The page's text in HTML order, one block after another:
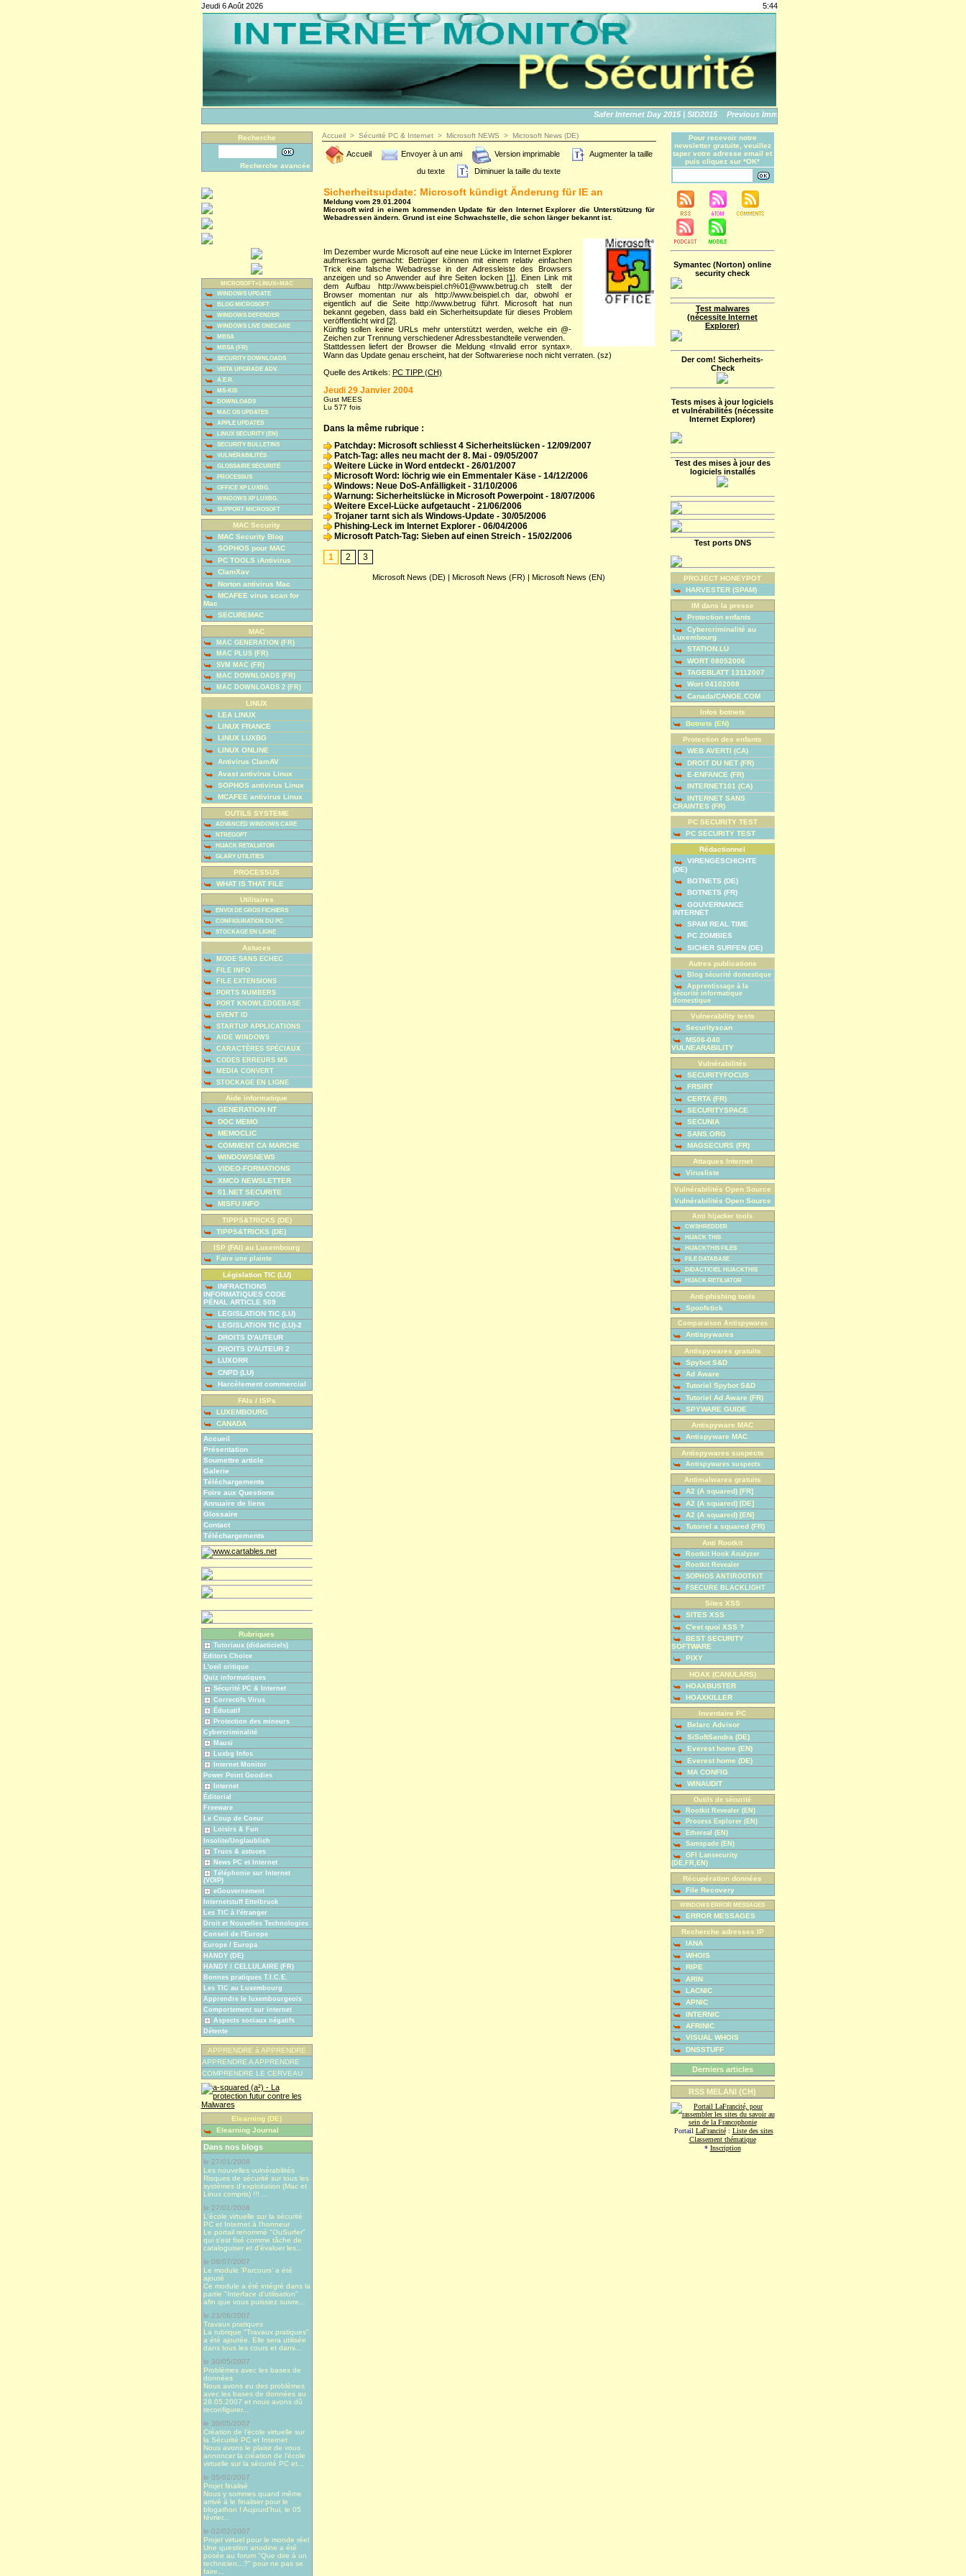
Jeudi 6 Août 2026 5:44
Safer Internet Day 2015 | SID2015 Previous Immune No More: An Apple Story
Recherche
Recherche avancée
MICROSOFT+LINUX+MAC
WINDOWS UPDATE
BLOG MICROSOFT
WINDOWS DEFENDER
WINDOWS LIVE ONECARE
MBSA
MBSA (FR)
SECURITY DOWNLOADS
VISTA UPGRADE ADV.
A.E.R.
MS-KIS
DOWNLOADS
MAC OS UPDATES
APPLE UPDATES
LINUX SECURITY (EN)
SECURITY BULLETINS
VULNÉRABILITÉS
GLOSSAIRE SÉCURITÉ
PROCESSUS
OFFICE XP LUXBG.
WINDOWS XP LUXBG.
SUPPORT MICROSOFT
MAC Security
MAC Security Blog
SOPHOS pour MAC
PC TOOLS iAntivirus
ClamXav
Norton antivirus Mac
MCAFEE virus scan for
Mac
SECUREMAC
MAC
MAC GENERATION (FR)
MAC PLUS (FR)
SVM MAC (FR)
MAC DOWNLOADS (FR)
MAC DOWNLOADS 2 (FR)
LINUX
LEA LINUX
LINUX FRANCE
LINUX LUXBG
LINUX ONLINE
Antivirus ClamAV
Avast antivirus Linux
SOPHOS antivirus Linux
MCAFEE antivirus Linux
OUTILS SYSTEME
ADVANCED WINDOWS CARE
NTREGOPT
HIJACK RETALIATOR
GLARY UTILITIES
PROCESSUS
WHAT IS THAT FILE
Utilitaires
ENVOI DE GROS FICHIERS
CONFIGURATION DU PC
STOCKAGE EN LIGNE
Astuces
MODE SANS ECHEC
FILE INFO
FILE EXTENSIONS
PORTS NUMBERS
PORT KNOWLEDGEBASE
EVENT ID
STARTUP APPLICATIONS
AIDE WINDOWS
CARACTÈRES SPÉCIAUX
CODES ERREURS MS
MEDIA CONVERT
STOCKAGE EN LIGNE
Aide informatique
GENERATION NT
DOC MEMO
MEMOCLIC
COMMENT CA MARCHE
WINDOWSNEWS
VIDEO-FORMATIONS
XMCO NEWSLETTER
01.NET SECURITE
MISFU INFO
TIPPS&TRICKS (DE)
TIPPS&TRICKS (DE)
ISP (FAI) au Luxembourg
Faire une plainte
Législation TIC (LU)
INFRACTIONS
INFORMATIQUES CODE
PÉNAL ARTICLE 509
LEGISLATION TIC (LU)
LEGISLATION TIC (LU)-2
DROITS D'AUTEUR
DROITS D'AUTEUR 2
LUXORR
CNPD (LU)
Harcèlement commercial
FAIs / ISPs
LUXEMBOURG
CANADA
Accueil
Présentation
Soumettre article
Galerie
Téléchargements
Foire aux Questions
Annuaire de liens
Glossaire
Contact
Téléchargements
Rubriques
Tutoriaux (didacticiels)
Editors Choice
L'oeil critique
Quiz informatiques
Sécurité PC & Internet
Correctifs Virus
Éducatif
Protection des mineurs
Cybercriminalité
Mausi
Luxbg Infos
Internet Monitor
Power Point Goodies
Internet
Éditorial
Freeware
Le Coup de Coeur
Loisirs & Fun
Insolite/Unglaublich
Trucs & astuces
News PC et Internet
Téléphonie sur Internet
(VOIP)
eGouvernement
Internetstuff Ettelbruck
Les TIC à l'étranger
Droit et Nouvelles Technologies
Conseil de l'Europe
Europe / Europa
HANDY (DE)
HANDY / CELLULAIRE (FR)
Bonnes pratiques T.I.C.E.
Les TIC au Luxembourg
Apprendre le luxembourgeois
Comportement sur internet
Aspects sociaux négatifs
Détente
APPRENDRE à APPRENDRE
APPRENDRE A APPRENDRE
COMPRENDRE LE CERVEAU
Elearning (DE)
Elearning Journal
Dans nos blogs
le 27/01/2008
Les nouvelles vulnérabilités
Risques de sécurité sur tous les
systèmes d'exploitation (Mac et
Linux compris) !!! ...
le 27/01/2008
L'école virtuelle sur la sécurité
PC et Internet à l'honneur
Le portail renommé "OuSurfer"
qui s'est fixé comme tâche de
cataloguiser et d'évaluer les...
le 08/07/2007
Le module 'Parcours' a été
ajouté
Ce module a été intégré dans la
partie "Interface d'utilisation"
afin que vous puissiez suivre...
le 23/06/2007
Travaux pratiques
La rubrique "Travaux pratiques"
a été ajoutée. Elle sera utilisée
dans tous les cours et dans...
le 30/05/2007
Problèmes avec les bases de
données
Nous avons eu des problèmes
avec les bases de données au
28.05.2007 et nous avons dû
reconfigurer...
le 30/05/2007
Création de l'école virtuelle sur
la Sécurité PC et Internet
Nous avons le plaisir de vous
annoncer la création de l'école
virtuelle sur la sécurité PC et...
le 05/02/2007
Projet finalisé
Nous y sommes quand même
arrivé à le finaliser pour le
blogathon ! Aujourd’hui, le 05
février...
le 02/02/2007
Projet virtuel pour le monde réel
Une question anodine a été
posée au forum "Que dire à un
technicien...?" pour ne pas se
faire...
Accueil > Sécurité PC & Internet > Microsoft NEWS > Microsoft News (DE)
Accueil Envoyer à un ami Version imprimable
Augmenter la taille
du texte
Diminuer la taille du texte
Sicherheitsupdate: Microsoft kündigt Änderung für IE an
Meldung vom 29.01.2004
Microsoft wird in einem kommenden Update für den Internet Explorer die Unterstützung für
Webadressen ändern. Grund ist eine Schwachstelle, die schon länger bekannt ist.
Im Dezember wurde Microsoft auf eine neue Lücke im Internet Explorer
aufmerksam gemacht: Betrüger können mit einem relativ einfachen
Trick eine falsche Webadresse in der Adressleiste des Browsers
anzeigen und so Anwender auf ihre Seiten locken[1] . Einen Link mit
dem Aufbau http://www.beispiel.ch%01@www.betrug.ch stellt der
Browser momentan nur als http://www.beispiel.ch dar, obwohl er
eigentlich auf die Seite http://www.betrug führt. Microsoft hat nun
bekannt gegeben, dass bald ein Sicherheitsupdate für dieses Problem
veröffentlicht wird [2].
Künftig sollen keine URLs mehr unterstützt werden, welche ein @-
Zeichen zur Trennung verschiedener Adressbestandteile verwenden.
Stattdessen liefert der Browser die Meldung «Invalid error syntax».
Wann das Update genau erscheint, hat der Softwareriese noch nicht verraten. (sz)
Quelle des Artikels: PC TIPP (CH)
Jeudi 29 Janvier 2004
Gust MEES
Lu 577 fois
Dans la même rubrique :
Patchday: Microsoft schliesst 4 Sicherheitslücken - 12/09/2007
Patch-Tag: alles neu macht der 8. Mai - 09/05/2007
Weitere Lücke in Word entdeckt - 26/01/2007
Microsoft Word: löchrig wie ein Emmentaler Käse - 14/12/2006
Windows: Neue DoS-Anfälligkeit - 31/10/2006
Warnung: Sicherheitslücke in Microsoft Powerpoint - 18/07/2006
Weitere Excel-Lücke aufgetaucht - 21/06/2006
Trojaner tarnt sich als Windows-Update - 30/05/2006
Phishing-Leck im Internet Explorer - 06/04/2006
Microsoft Patch-Tag: Sieben auf einen Streich - 15/02/2006
1 2 3
Microsoft News (DE) | Microsoft News (FR) | Microsoft News (EN)
Pour recevoir notre
newsletter gratuite, veuillez
taper votre adresse email et
puis cliquez sur *OK*
Symantec (Norton) online
security check
Test malwares
(nécessite Internet
Explorer)
Der com! Sicherheits-
Check
Tests mises à jour logiciels
et vulnérabilités (nécessite
Internet Explorer)
Test des mises à jour des
logiciels installés
Test ports DNS
PROJECT HONEYPOT
HARVESTER (SPAM)
IM dans la presse
Protection enfants
Cybercriminalité au
Luxembourg
STATION.LU
WORT 08052006
TAGEBLATT 13112007
Wort 04102008
Canada/CANOE.COM
Infos botnets
Botnets (EN)
Protection des enfants
WEB AVERTI (CA)
DROIT DU NET (FR)
E-ENFANCE (FR)
INTERNET101 (CA)
INTERNET SANS
CRAINTES (FR)
PC SECURITY TEST
PC SECURITY TEST
Rédactionnel
VIRENGESCHICHTE
(DE)
BOTNETS (DE)
BOTNETS (FR)
GOUVERNANCE
INTERNET
SPAM REAL TIME
PC ZOMBIES
SICHER SURFEN (DE)
Autres publications
Blog sécurité domestique
Apprentissage à la
sécurité informatique
domestique
Vulnerability tests
Securityscan
MS06-040
VULNEARABILITY
Vulnérabilités
SECURITYFOCUS
FRSIRT
CERTA (FR)
SECURITYSPACE
SECUNIA
SANS.ORG
MAGSECURS (FR)
Attaques Internet
Virusliste
Vulnérabilités Open Source
Vulnérabilités Open Source
Anti hijacker tools
CWSHREDDER
HIJACK THIS
HIJACKTHIS FILES
FILE DATABASE
DIDACTICIEL HIJACKTHIS
HIJACK RETILIATOR
Anti-phishing tools
Spoofstick
Comparaison Antispywares
Antispywares
Antispywares gratuits
Spybot S&D
Ad Aware
Tutoriel Spybot S&D
Tutoriel Ad Aware (FR)
SPYWARE GUIDE
Antispyware MAC
Antispyware MAC
Antispywares suspects
Antispywares suspects
Antimalwares gratuits
A2 (A squared) [FR]
A2 (A squared) [DE]
A2 (A squared) [EN]
Tutoriel a squared (FR)
Anti Rootkit
Rootkit Hook Analyzer
Rootkit Revealer
SOPHOS ANTIROOTKIT
FSECURE BLACKLIGHT
Sites XSS
SITES XSS
C'est quoi XSS ?
BEST SECURITY
SOFTWARE
PIXY
HOAX (CANULARS)
HOAXBUSTER
HOAXKILLER
Inventaire PC
Belarc Advisor
SiSoftSandra (DE)
Everest home (EN)
Everest home (DE)
MA CONFIG
WINAUDIT
Outils de sécurité
Rootkit Revealer (EN)
Process Explorer (EN)
Ethereal (EN)
Samspade (EN)
GFI Lansecurity
(DE,FR,EN)
Récupération données
File Recovery
WINDOWS ERROR MESSAGES
ERROR MESSAGES
Recherche adresses IP
IANA
WHOIS
RIPE
ARIN
LACNIC
APNIC
INTERNIC
AFRINIC
VISUAL WHOIS
DNSSTUFF
Derniers articles
RSS MELANI (CH)
Portail LaFrancité: Liste des sites
Classement thématique
* Inscription